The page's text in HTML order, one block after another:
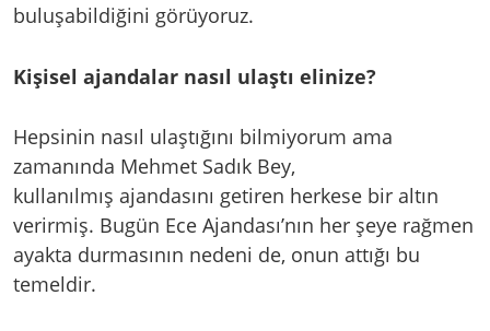
buluşabildiğini görüyoruz.
Kişisel ajandalar nasıl ulaştı elinize?
Hepsinin nasıl ulaştığını bilmiyorum ama
zamanında Mehmet Sadık Bey,
kullanılmış ajandasını getiren herkese bir altın
verirmiş. Bugün Ece Ajandası’nın her şeye rağmen
ayakta durmasının nedeni de, onun attığı bu
temeldir.